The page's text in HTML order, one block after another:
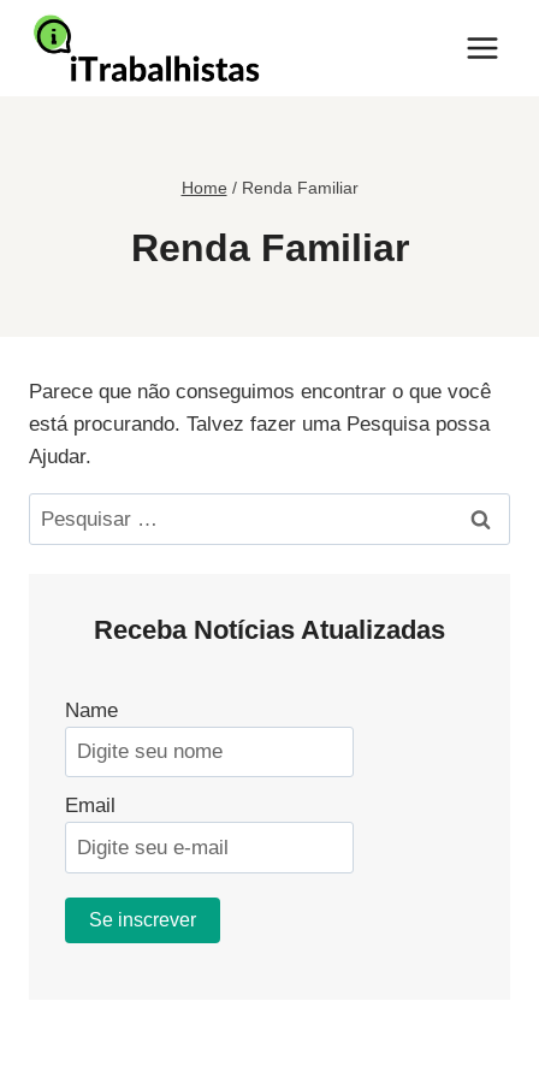
Pular
para
Home / Renda Familiar
Renda Familiar
Parece que não conseguimos encontrar o que você
está procurando. Talvez fazer uma Pesquisa possa
Ajudar.
Pesquisar
por:
Receba Notícias Atualizadas
Name
Email